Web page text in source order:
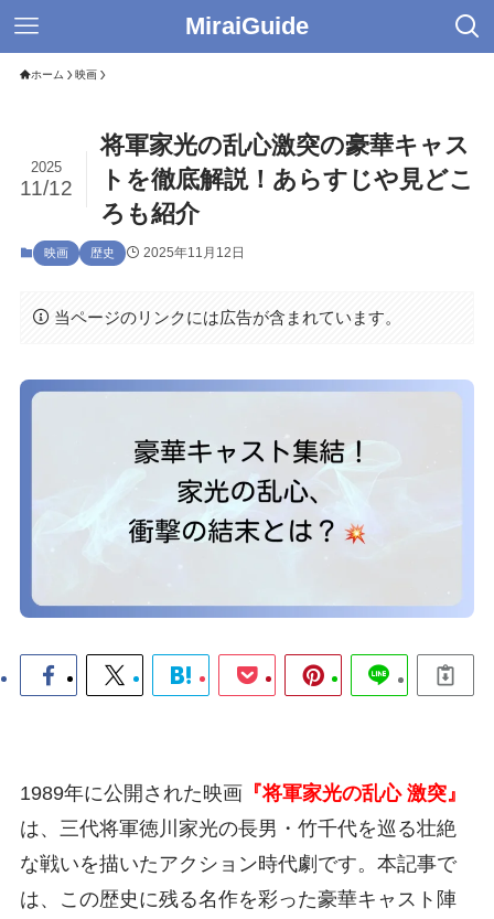
MiraiGuide
ホーム 映画
将軍家光の乱心激突の豪華キャス
トを徹底解説！あらすじや見どこ
ろも紹介
2025
11/12
映画 歴史 2025年11月12日
当ページのリンクには広告が含まれています。
1989年に公開された映画『将軍家光の乱心 激突』
は、三代将軍徳川家光の長男・竹千代を巡る壮絶
な戦いを描いたアクション時代劇です。本記事で
は、この歴史に残る名作を彩った豪華キャスト陣